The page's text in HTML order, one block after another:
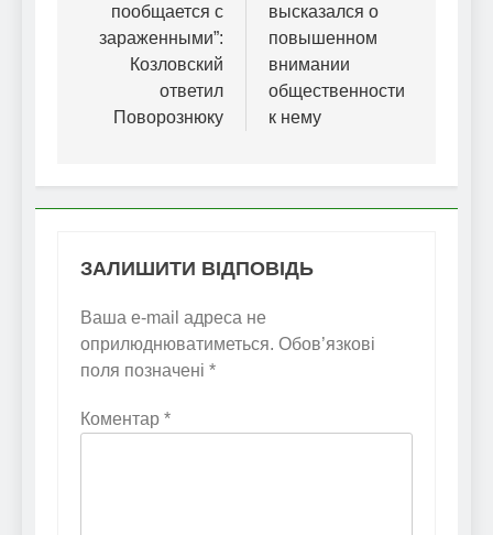
пообщается с
зараженными”:
Козловский
ответил
Поворознюку
высказался о
повышенном
внимании
общественности
к нему
ЗАЛИШИТИ ВІДПОВІДЬ
Ваша e-mail адреса не
оприлюднюватиметься. Обов’язкові
поля позначені *
Коментар *